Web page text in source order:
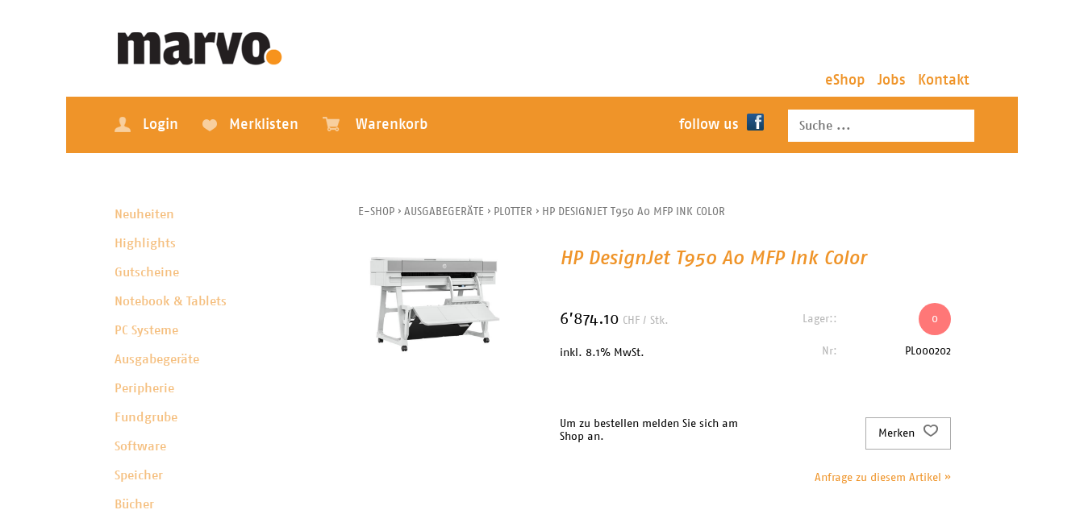
eShop Jobs Kontakt
Login Merklisten Warenkorb follow us
Neuheiten
Highlights
Gutscheine
Notebook & Tablets
PC Systeme
Ausgabegeräte
Peripherie
Fundgrube
Software
Speicher
Bücher
E-SHOP › AUSGABEGERÄTE › PLOTTER › HP DESIGNJET T950 A0 MFP INK COLOR
HP DesignJet T950 A0 MFP Ink Color
6’874.10 CHF / Stk.
inkl. 8.1% MwSt.
Lager:: 0
Nr: PL000202
Um zu bestellen melden Sie sich am
Shop an.
Merken
Anfrage zu diesem Artikel »